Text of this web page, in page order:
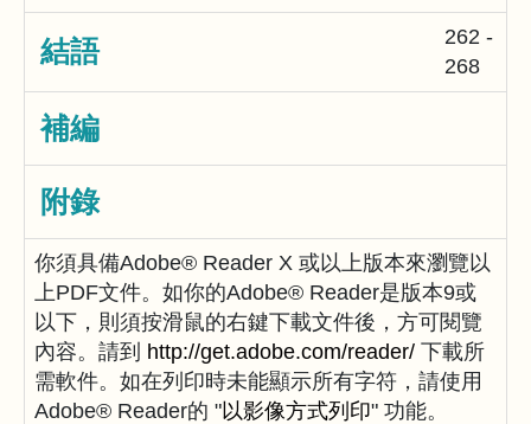
結語
262 -
268
補編
附錄
你須具備Adobe® Reader X 或以上版本來瀏覽以
上PDF文件。如你的Adobe® Reader是版本9或
以下，則須按滑鼠的右鍵下載文件後，方可閱覽
內容。請到 http://get.adobe.com/reader/ 下載所
需軟件。如在列印時未能顯示所有字符，請使用
Adobe® Reader的 "以影像方式列印" 功能。